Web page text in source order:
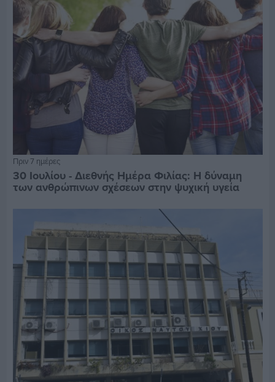
Πριν 7 ημέρες
30 Ιουλίου - Διεθνής Ημέρα Φιλίας: Η δύναμη
των ανθρώπινων σχέσεων στην ψυχική υγεία